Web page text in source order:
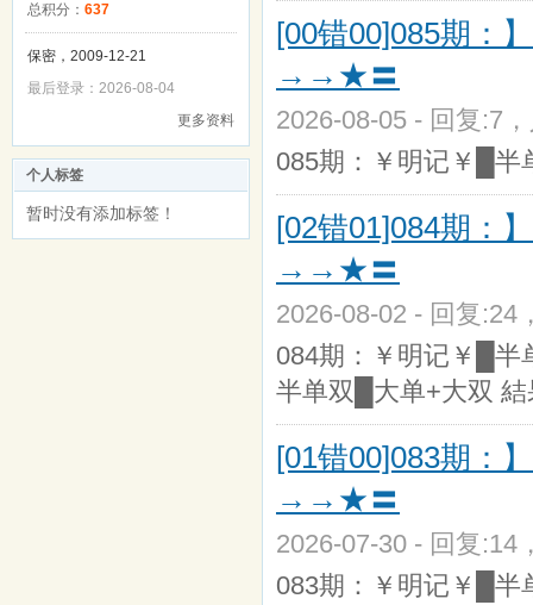
总积分： 637
保密，2009-12-21
最后登录：2026-08-04
更多资料
个人标签
暂时没有添加标签！
[00错00]085期
→→★〓
2026-08-05 - 回复:7
085期：￥明记￥█半
[02错01]084期
→→★〓
2026-08-02 - 回复:24
084期：￥明记￥█半
半单双█大单+大双
[01错00]083期
→→★〓
2026-07-30 - 回复:14
083期：￥明记￥█半